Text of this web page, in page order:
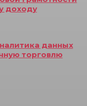
доходу
данных
торговлю